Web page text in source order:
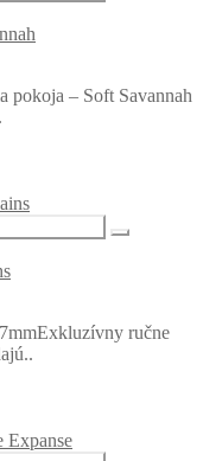
pokoja – Soft Savannah
ručne